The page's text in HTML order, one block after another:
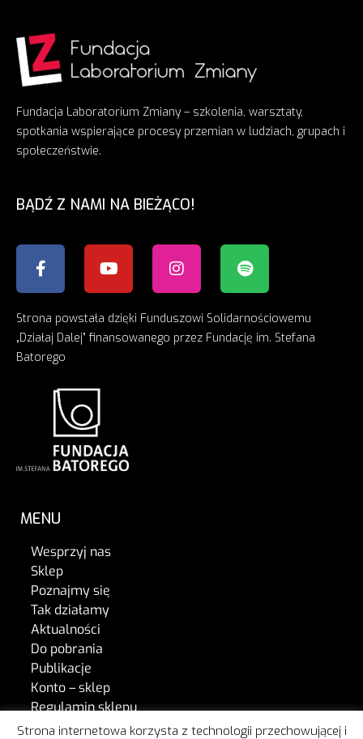
Fundacja Laboratorium Zmiany – szkolenia, warsztaty,
spotkania wspierające procesy przemian w ludziach, grupach i
społeczeństwie.
BĄDŹ Z NAMI NA BIEŻĄCO!
Strona powstała dzięki Funduszowi Solidarnościowemu
„Działaj Dalej” finansowanego przez Fundację im. Stefana
Batorego
MENU
Wesprzyj nas
Sklep
Poznajmy się
Tak działamy
Aktualności
Do pobrania
Publikacje
Konto – sklep
Regulamin sklepu
Kontakt
Strona internetowa korzysta z technologii przechowującej i